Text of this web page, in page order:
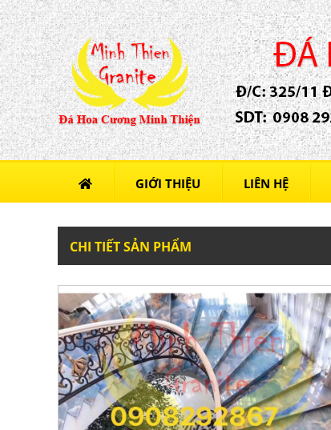
GIỚI THIỆU LIÊN HỆ
CHI TIẾT SẢN PHẨM